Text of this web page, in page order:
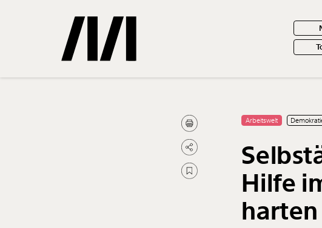
Gemerkte
Treffer
Arbeitswelt
Hilfe
harten